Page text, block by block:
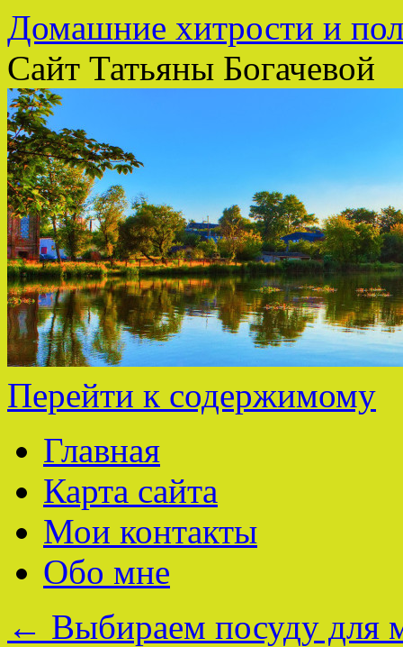
Домашние хитрости и
Сайт Татьяны Богачевой
Перейти к содержимому
Главная
Карта сайта
Мои контакты
Обо мне
← Выбираем посуду для